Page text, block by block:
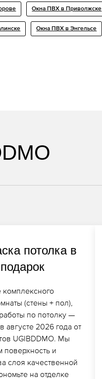
Окна ПВХ в Приволжске
Окна ПВХ в Энгельсе
потолка в
подарок
комплексного
(стены + пол),
по потолку —
августе 2026 года от
UGIBDDMO. Мы
поверхность и
слоя качественной
на отделке